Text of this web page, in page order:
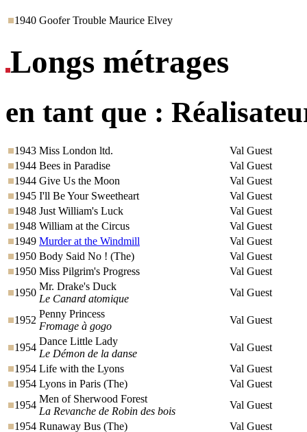
1940 Goofer Trouble Maurice Elvey
Longs métrages
en tant que :
1943 Miss London ltd.
Val Guest
1944 Bees in Paradise
Val Guest
1944 Give Us the Moon
Val Guest
1945 I'll Be Your Sweetheart
Val Guest
1948 Just William's Luck
Val Guest
1948 William at the Circus
Val Guest
1949 Murder at the Windmill
Val Guest
1950 Body Said No ! (The)
Val Guest
1950 Miss Pilgrim's Progress
Val Guest
1950
Mr. Drake's Duck
Le Canard atomique
Val Guest
1952
Penny Princess
Fromage à gogo
Val Guest
1954
Dance Little Lady
Le Démon de la danse
Val Guest
1954 Life with the Lyons
Val Guest
1954 Lyons in Paris (The)
Val Guest
1954
Men of Sherwood Forest
La Revanche de Robin des bois
Val Guest
1954 Runaway Bus (The)
Val Guest